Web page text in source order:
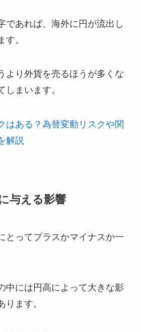
であれば、海外に円が流出し
す。
より外貨を売るほうが多くな
しまいます。
はある？為替変動リスクや関
解説
与える影響
とってプラスかマイナスか一
中には円高によって大きな影
ります。